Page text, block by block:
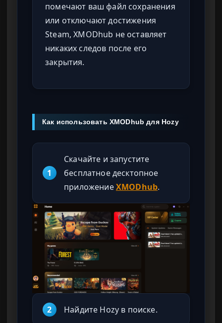
помечают ваш файл сохранения
или отключают достижения
Steam, XMODhub не оставляет
никаких следов после его
закрытия.
Как использовать XMODhub для Hozy
1
Скачайте и запустите
бесплатное десктопное
приложениеXMODhub.
2 Найдите Hozy в поиске.